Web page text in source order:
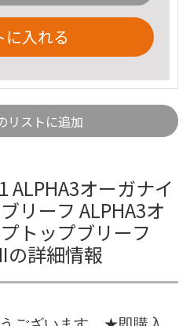
に入れる
リストに追加
ALPHA3オーガナイ
リーフ ALPHA3オ
トップブリーフ
の詳細情報